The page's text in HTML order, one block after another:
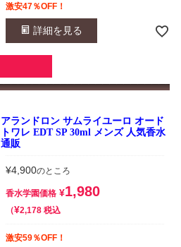
激安47％OFF！
詳細を見る
アランドロン サムライユーロ オード
トワレ EDT SP 30ml メンズ 人気香水
通販
¥4,900のところ
香水学園価格 ¥1,980
¥2,178 税込
激安59％OFF！